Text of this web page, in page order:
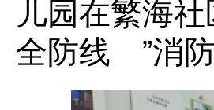
儿园在繁海
全防线 ”消